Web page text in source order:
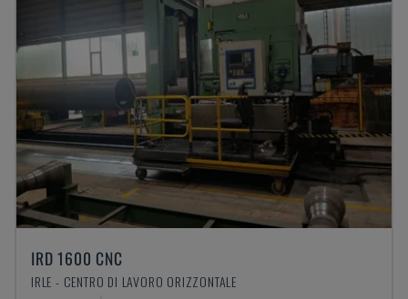
IRD 1600 CNC
IRLE - CENTRO DI LAVORO ORIZZONTALE